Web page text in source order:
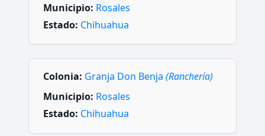
Municipio: Rosales
Estado: Chihuahua
Colonia: Granja Don Benja (Ranchería)
Municipio: Rosales
Estado: Chihuahua